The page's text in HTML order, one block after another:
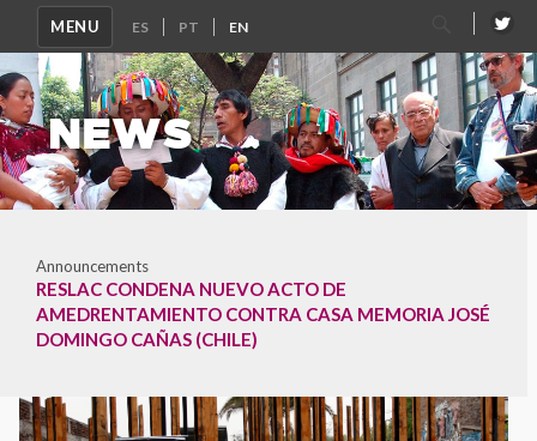
MENU
Search
for:
NEWS
Announcements
RESLAC CONDENA NUEVO ACTO DE
AMEDRENTAMIENTO CONTRA CASA MEMORIA JOSÉ
DOMINGO CAÑAS (CHILE)